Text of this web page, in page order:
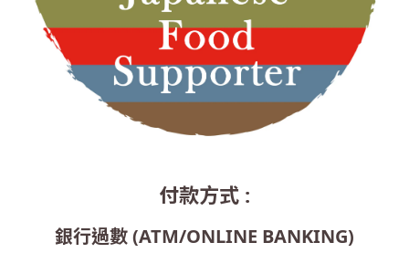
付款方式 :
銀行過數 (ATM/ONLINE BANKING)